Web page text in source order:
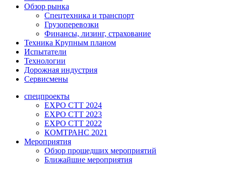
Обзор рынка
Спецтехника и транспорт
Грузоперевозки
Финансы, лизинг, страхование
Техника Крупным планом
Испытатели
Технологии
Дорожная индустрия
Сервисмены
спецпроекты
EXPO CTT 2024
EXPO CTT 2023
EXPO CTT 2022
КОМТРАНС 2021
Мероприятия
Обзор прошедших мероприятий
Ближайшие мероприятия